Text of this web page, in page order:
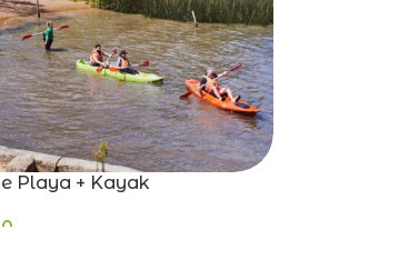
Playa + Kayak